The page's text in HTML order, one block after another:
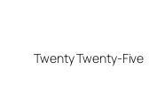
Twenty Twenty-Five